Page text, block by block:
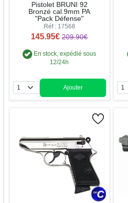
Pistolet BRUNI 92
Bronzé cal.9mm PA
"Pack Défense"
Réf : 17568
145.95€ 209.90€
En stock, expédié sous
12/24h
Quantité
Ajouter